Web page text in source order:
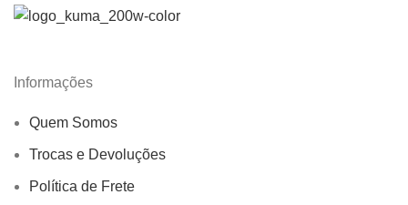
Informações
Quem Somos
Trocas e Devoluções
Política de Frete